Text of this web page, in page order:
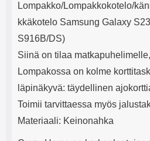
Lompakko/Lompakkokotelo/
kkäkotelo Samsung Galaxy
S916B/DS)
Siinä on tilaa
Lompakossa on kolme
läpinäkyvä: täydellinen
Toimii tarvittaessa myös
Materiaali: Keinonahka